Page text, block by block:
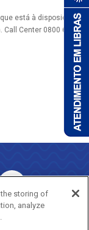
está à disposição
Center 0800 690
the storing of
analyze